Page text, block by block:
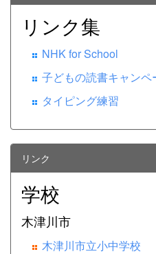
リンク集
NHK for School
子どもの読書キャンペ
タイピング練習
リンク
学校
木津川市
木津川市立小中学校